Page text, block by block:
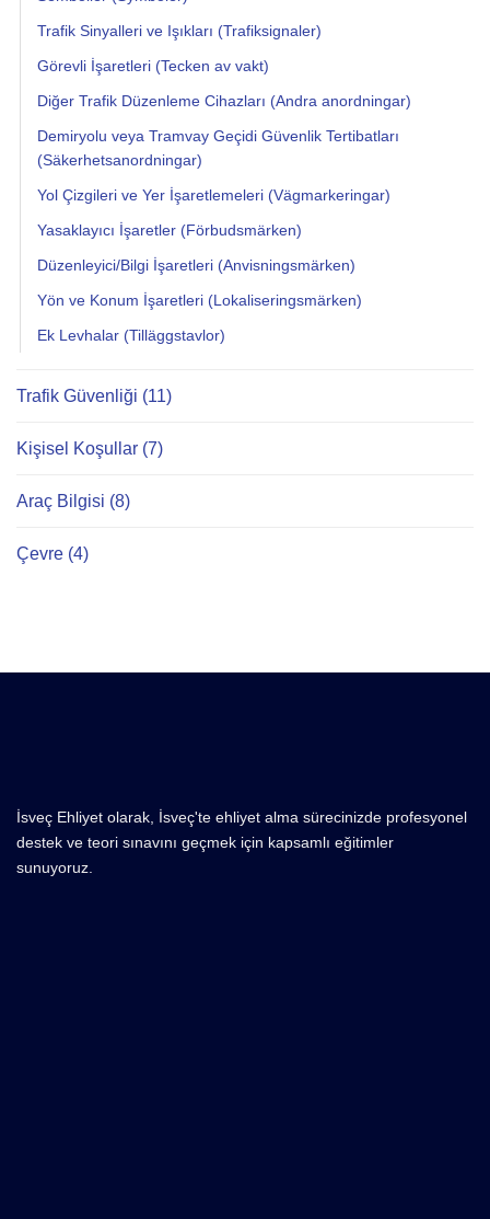
Trafik Sinyalleri ve Işıkları (Trafiksignaler)
Görevli İşaretleri (Tecken av vakt)
Diğer Trafik Düzenleme Cihazları (Andra anordningar)
Demiryolu veya Tramvay Geçidi Güvenlik Tertibatları
(Säkerhetsanordningar)
Yol Çizgileri ve Yer İşaretlemeleri (Vägmarkeringar)
Yasaklayıcı İşaretler (Förbudsmärken)
Düzenleyici/Bilgi İşaretleri (Anvisningsmärken)
Yön ve Konum İşaretleri (Lokaliseringsmärken)
Ek Levhalar (Tilläggstavlor)
Trafik Güvenliği (11)
Kişisel Koşullar (7)
Araç Bilgisi (8)
Çevre (4)
İsveç Ehliyet olarak, İsveç'te ehliyet alma sürecinizde profesyonel
destek ve teori sınavını geçmek için kapsamlı eğitimler
sunuyoruz.